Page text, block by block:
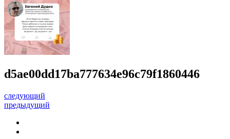
d5ae00dd17ba777634e96c79f1860446
следующий
предыдущий